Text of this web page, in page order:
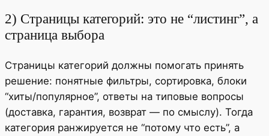
2) Страницы категорий: это не “листинг”, а
страница выбора
Страницы категорий должны помогать принять
решение: понятные фильтры, сортировка, блоки
“хиты/популярное”, ответы на типовые вопросы
(доставка, гарантия, возврат — по смыслу). Тогда
категория ранжируется не “потому что есть”, а